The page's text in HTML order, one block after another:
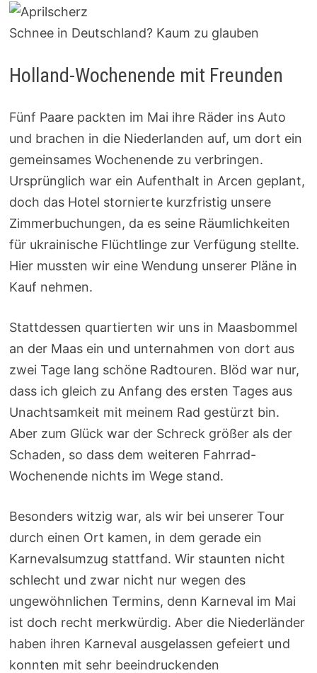
Schnee in Deutschland? Kaum zu glauben
Holland-Wochenende mit Freunden
Fünf Paare packten im Mai ihre Räder ins Auto
und brachen in die Niederlanden auf, um dort ein
gemeinsames Wochenende zu verbringen.
Ursprünglich war ein Aufenthalt in Arcen geplant,
doch das Hotel stornierte kurzfristig unsere
Zimmerbuchungen, da es seine Räumlichkeiten
für ukrainische Flüchtlinge zur Verfügung stellte.
Hier mussten wir eine Wendung unserer Pläne in
Kauf nehmen.
Stattdessen quartierten wir uns in Maasbommel
an der Maas ein und unternahmen von dort aus
zwei Tage lang schöne Radtouren. Blöd war nur,
dass ich gleich zu Anfang des ersten Tages aus
Unachtsamkeit mit meinem Rad gestürzt bin.
Aber zum Glück war der Schreck größer als der
Schaden, so dass dem weiteren Fahrrad-
Wochenende nichts im Wege stand.
Besonders witzig war, als wir bei unserer Tour
durch einen Ort kamen, in dem gerade ein
Karnevalsumzug stattfand. Wir staunten nicht
schlecht und zwar nicht nur wegen des
ungewöhnlichen Termins, denn Karneval im Mai
ist doch recht merkwürdig. Aber die Niederländer
haben ihren Karneval ausgelassen gefeiert und
konnten mit sehr beeindruckenden